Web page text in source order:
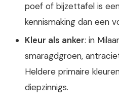
poef of bijzettafel is
kennismaking dan een
Kleur als anker: in
smaragdgroen,
Heldere primaire
diepzinnigs.